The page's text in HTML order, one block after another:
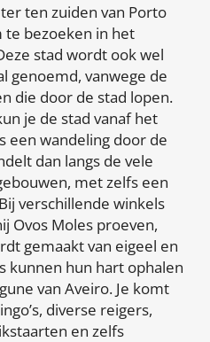
ten zuiden van Porto
te bezoeken in het
stad wordt ook wel
genoemd, vanwege de
die door de stad lopen.
je de stad vanaf het
een wandeling door de
dan langs de vele
met zelfs een
verschillende winkels
Ovos Moles proeven,
gemaakt van eigeel en
kunnen hun hart ophalen
van Aveiro. Je komt
diverse reigers,
en zelfs